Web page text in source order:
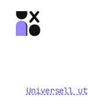
Universell